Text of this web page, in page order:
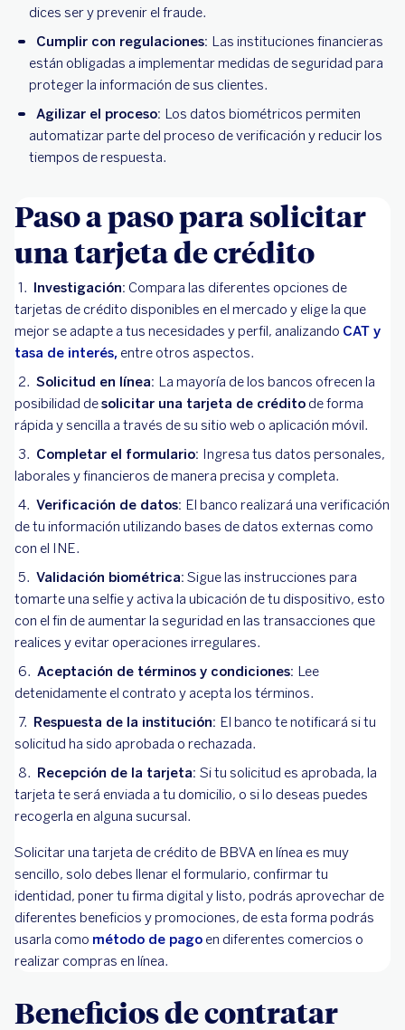
dices ser y prevenir el fraude.
Cumplir con regulaciones: Las instituciones financieras
están obligadas a implementar medidas de seguridad para
proteger la información de sus clientes.
Agilizar el proceso: Los datos biométricos permiten
automatizar parte del proceso de verificación y reducir los
tiempos de respuesta.
Paso a paso para solicitar
una tarjeta de crédito
Investigación: Compara las diferentes opciones de
tarjetas de crédito disponibles en el mercado y elige la que
mejor se adapte a tus necesidades y perfil, analizando CAT y
tasa de interés, entre otros aspectos.
Solicitud en línea: La mayoría de los bancos ofrecen la
posibilidad desolicitar una tarjeta de crédito de forma
rápida y sencilla a través de su sitio web o aplicación móvil.
Completar el formulario: Ingresa tus datos personales,
laborales y financieros de manera precisa y completa.
Verificación de datos: El banco realizará una verificación
de tu información utilizando bases de datos externas como
con el INE.
Validación biométrica: Sigue las instrucciones para
tomarte una selfie y activa la ubicación de tu dispositivo, esto
con el fin de aumentar la seguridad en las transacciones que
realices y evitar operaciones irregulares.
Aceptación de términos y condiciones: Lee
detenidamente el contrato y acepta los términos.
Respuesta de la institución: El banco te notificará si tu
solicitud ha sido aprobada o rechazada.
Recepción de la tarjeta: Si tu solicitud es aprobada, la
tarjeta te será enviada a tu domicilio, o si lo deseas puedes
recogerla en alguna sucursal.
Solicitar una tarjeta de crédito de BBVA en línea es muy
sencillo, solo debes llenar el formulario, confirmar tu
identidad, poner tu firma digital y listo, podrás aprovechar de
diferentes beneficios y promociones, de esta forma podrás
usarla como método de pago en diferentes comercios o
realizar compras en línea.
Beneficios de contratar